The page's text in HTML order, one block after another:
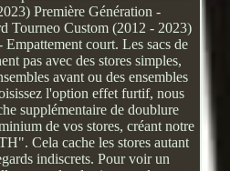
Première Génération -
Tourneo Custom (2012 - 2023)
court. Les sacs de
pas avec des stores simples,
avant ou des ensembles
l'option effet furtif, nous
supplémentaire de doublure
de vos stores, créant notre
Cela cache les stores autant
indiscrets. Pour voir un